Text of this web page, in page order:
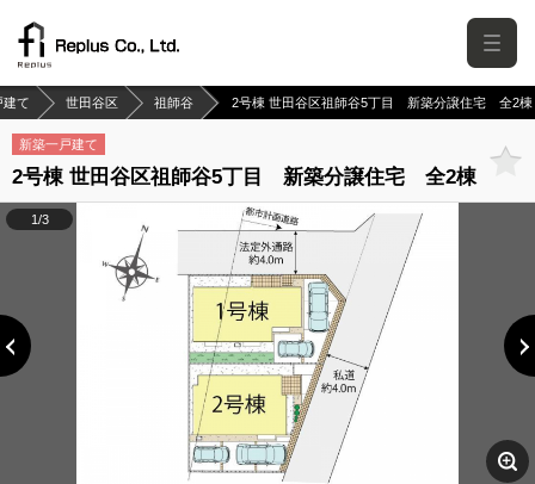
建て 世田谷区 祖師谷 2号棟 世田谷区祖師谷5丁目 新築分譲住宅 全2棟
新築一戸建て
2号棟 世田谷区祖師谷5丁目 新築分譲住宅 全2棟
1/3